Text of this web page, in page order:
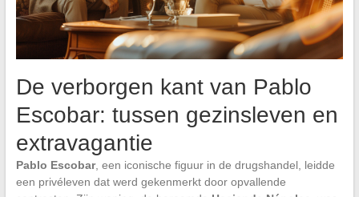
De verborgen kant van Pablo
Escobar: tussen gezinsleven en
extravagantie
Pablo Escobar, een iconische figuur in de drugshandel, leidde
een privéleven dat werd gekenmerkt door opvallende